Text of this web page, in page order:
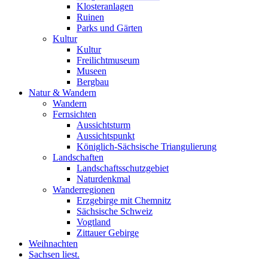
Klosteranlagen
Ruinen
Parks und Gärten
Kultur
Kultur
Freilichtmuseum
Museen
Bergbau
Natur & Wandern
Wandern
Fernsichten
Aussichtsturm
Aussichtspunkt
Königlich-Sächsische Triangulierung
Landschaften
Landschaftsschutzgebiet
Naturdenkmal
Wanderregionen
Erzgebirge mit Chemnitz
Sächsische Schweiz
Vogtland
Zittauer Gebirge
Weihnachten
Sachsen liest.